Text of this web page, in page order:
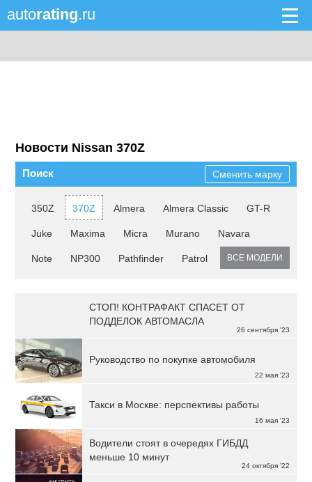
autorating.ru
Новости Nissan 370Z
Поиск Сменить марку
350Z 370Z Almera Almera Classic GT-R
Juke Maxima Micra Murano Navara
Note NP300 Pathfinder Patrol ВСЕ МОДЕЛИ
26 сентября '23
СТОП! КОНТРАФАКТ СПАСЕТ ОТ
ПОДДЕЛОК АВТОМАСЛА
22 мая '23
Руководство по покупке автомобиля
16 мая '23
Такси в Москве: перспективы работы
24 октября '22
Водители стоят в очередях ГИБДД
меньше 10 минут